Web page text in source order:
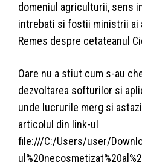
domeniul agriculturii, sens
intrebati si fostii ministrii ai
Remes despre cetateanul
Oare nu a stiut cum s-au
dezvoltarea softurilor si
unde lucrurile merg si
articolul din link-ul
file:///C:/Users/user/